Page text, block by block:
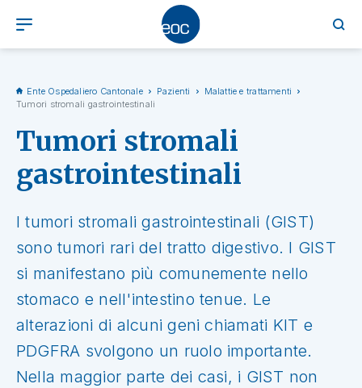
Ente Ospedaliero Cantonale Pazienti
Malattie e trattamenti
Tumori stromali gastrointestinali
Tumori stromali
gastrointestinali
I tumori stromali gastrointestinali (GIST)
sono tumori rari del tratto digestivo. I GIST
si manifestano più comunemente nello
stomaco e nell'intestino tenue. Le
alterazioni di alcuni geni chiamati KIT e
PDGFRA svolgono un ruolo importante.
Nella maggior parte dei casi, i GIST non